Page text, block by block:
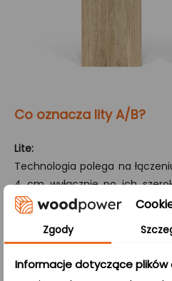
Co oznacza lity A/B?
Lite:
Technologia polega na
4 cm wyłącznie po ich
zachowuje naturalny
mechaniczne.
A/B:
Zgody
Informacje dotyczące plików